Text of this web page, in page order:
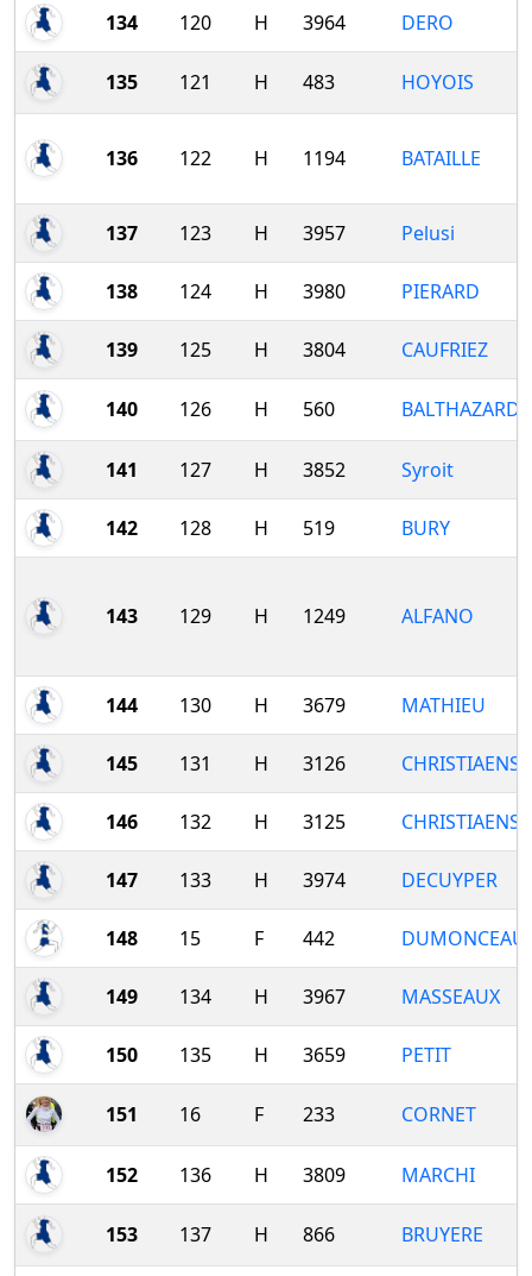
134 120 H 3964 DERO
135 121 H 483 HOYOIS
136 122 H 1194 BATAILLE
137 123 H 3957 Pelusi
138 124 H 3980 PIERARD
139 125 H 3804 CAUFRIEZ
140 126 H 560 BALTHAZARD
141 127 H 3852 Syroit
142 128 H 519 BURY
143 129 H 1249 ALFANO
144 130 H 3679 MATHIEU
145 131 H 3126 CHRISTIAENS
146 132 H 3125 CHRISTIAENS
147 133 H 3974 DECUYPER
148 15 F 442 DUMONCEAU
149 134 H 3967 MASSEAUX
150 135 H 3659 PETIT
151 16 F 233 CORNET
152 136 H 3809 MARCHI
153 137 H 866 BRUYERE